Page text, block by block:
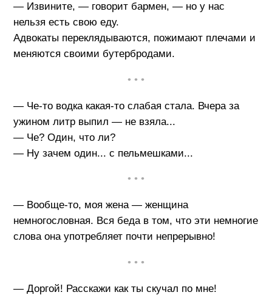
— Извините, — говорит бармен, — но у нас
нельзя есть свою еду.
Адвокаты переклядываются, пожимают плечами и
меняются своими бутербродами.
• • •
— Че-то водка какая-то слабая стала. Вчера за
ужином литр выпил — не взяла...
— Че? Один, что ли?
— Ну зачем один... с пельмешками...
• • •
— Вообще-то, моя жена — женщина
немногословная. Вся беда в том, что эти немногие
слова она употребляет почти непрерывно!
• • •
— Доргой! Расскажи как ты скучал по мне!